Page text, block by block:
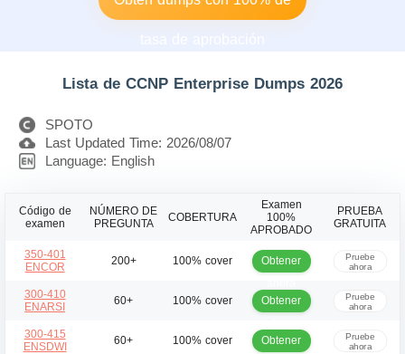
Lista de CCNP Enterprise Dumps 2026
SPOTO
Last Updated Time: 2026/08/07
Language: English
Código de
examen
NÚMERO DE
PREGUNTA
COBERTURA
Examen
100%
APROBADO
PRUEBA
GRATUITA
350-401
ENCOR
200+ 100% cover
Obtener
Pruebe
ahora
300-410
ENARSI
60+ 100% cover
Obtener
Pruebe
ahora
300-415
ENSDWI
60+ 100% cover
Obtener
Pruebe
ahora